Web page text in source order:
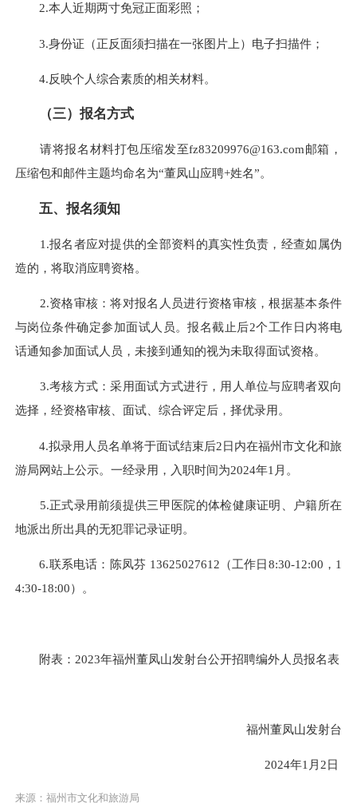
2.本人近期两寸免冠正面彩照；
3.身份证（正反面须扫描在一张图片上）电子扫描件；
4.反映个人综合素质的相关材料。
（三）报名方式
请将报名材料打包压缩发至fz83209976@163.com邮箱，
压缩包和邮件主题均命名为“董凤山应聘+姓名”。
五、报名须知
1.报名者应对提供的全部资料的真实性负责，经查如属伪
造的，将取消应聘资格。
2.资格审核：将对报名人员进行资格审核，根据基本条件
与岗位条件确定参加面试人员。报名截止后2个工作日内将电
话通知参加面试人员，未接到通知的视为未取得面试资格。
3.考核方式：采用面试方式进行，用人单位与应聘者双向
选择，经资格审核、面试、综合评定后，择优录用。
4.拟录用人员名单将于面试结束后2日内在福州市文化和旅
游局网站上公示。一经录用，入职时间为2024年1月。
5.正式录用前须提供三甲医院的体检健康证明、户籍所在
地派出所出具的无犯罪记录证明。
6.联系电话：陈凤芬 13625027612（工作日8:30-12:00，1
4:30-18:00）。
附表：2023年福州董凤山发射台公开招聘编外人员报名表
福州董凤山发射台
2024年1月2日
来源：福州市文化和旅游局